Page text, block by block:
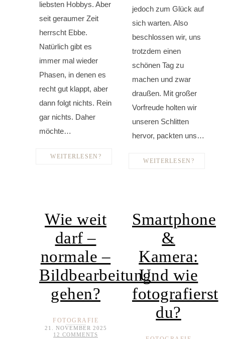
liebsten Hobbys. Aber
seit geraumer Zeit
herrscht Ebbe.
Natürlich gibt es
immer mal wieder
Phasen, in denen es
recht gut klappt, aber
dann folgt nichts. Rein
gar nichts. Daher
möchte…
WEITERLESEN?
jedoch zum Glück auf
sich warten. Also
beschlossen wir, uns
trotzdem einen
schönen Tag zu
machen und zwar
draußen. Mit großer
Vorfreude holten wir
unseren Schlitten
hervor, packten uns…
WEITERLESEN?
Wie weit
darf –
normale –
Bildbearbeitung
gehen?
FOTOGRAFIE
21. NOVEMBER 2025
12 COMMENTS
Smartphone
&
Kamera:
Und wie
fotografierst
du?